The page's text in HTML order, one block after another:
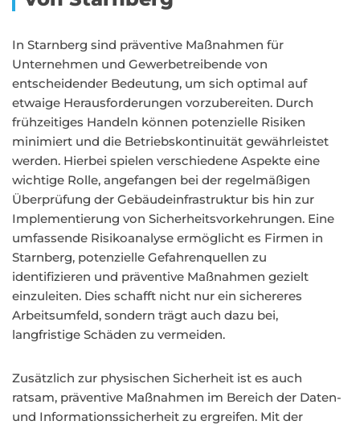
In Starnberg sind präventive Maßnahmen für
Unternehmen und Gewerbetreibende von
entscheidender Bedeutung, um sich optimal auf
etwaige Herausforderungen vorzubereiten. Durch
frühzeitiges Handeln können potenzielle Risiken
minimiert und die Betriebskontinuität gewährleistet
werden. Hierbei spielen verschiedene Aspekte eine
wichtige Rolle, angefangen bei der regelmäßigen
Überprüfung der Gebäudeinfrastruktur bis hin zur
Implementierung von Sicherheitsvorkehrungen. Eine
umfassende Risikoanalyse ermöglicht es Firmen in
Starnberg, potenzielle Gefahrenquellen zu
identifizieren und präventive Maßnahmen gezielt
einzuleiten. Dies schafft nicht nur ein sichereres
Arbeitsumfeld, sondern trägt auch dazu bei,
langfristige Schäden zu vermeiden.
Zusätzlich zur physischen Sicherheit ist es auch
ratsam, präventive Maßnahmen im Bereich der Daten-
und Informationssicherheit zu ergreifen. Mit der